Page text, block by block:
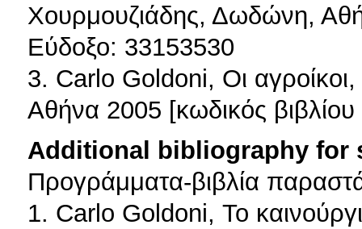
Χουρμουζιάδης, Δωδώνη,
Εύδοξο: 33153530
3. Carlo Goldoni, Οι
Αθήνα 2005 [κωδικός
Additional bibliography for
Προγράμματα-βιβλία
1. Carlo Goldoni, Το